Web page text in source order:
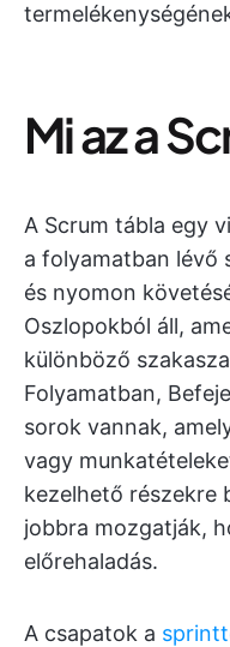
Mi az a
A Scrum tábla egy
a folyamatban lévő
és nyomon
Oszlopokból áll,
különböző
Folyamatban,
sorok vannak,
vagy
kezelhető részekre
jobbra mozgatják,
előrehaladás.
A csapatok a